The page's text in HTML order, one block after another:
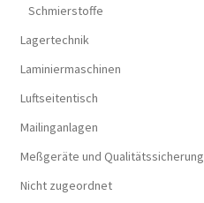
Schmierstoffe
Lagertechnik
Laminiermaschinen
Luftseitentisch
Mailinganlagen
Meßgeräte und Qualitätssicherung
Nicht zugeordnet